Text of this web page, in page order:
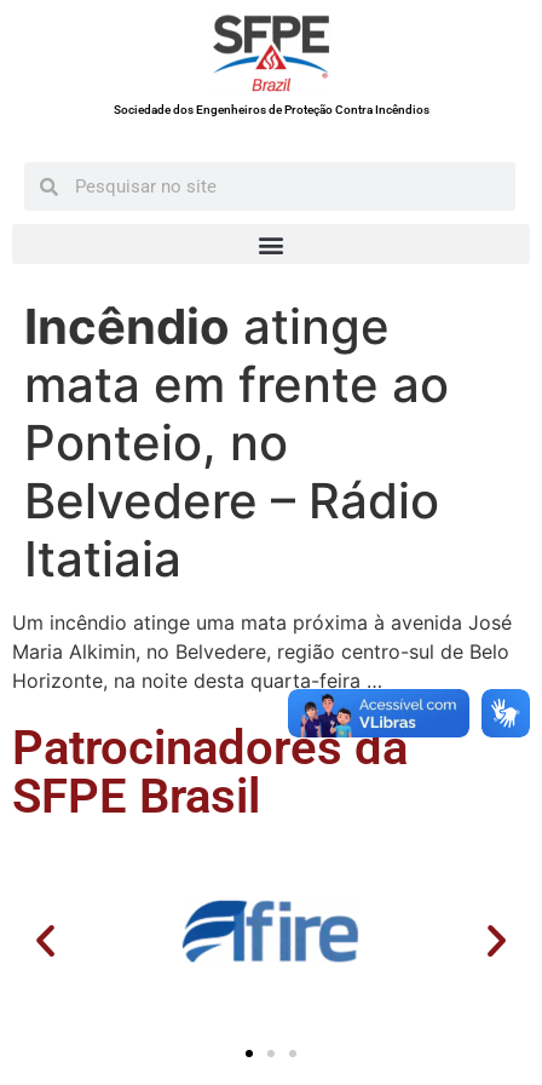
Sociedade dos Engenheiros de Proteção Contra Incêndios
Incêndio atinge
mata em frente ao
Ponteio, no
Belvedere – Rádio
Itatiaia
Um incêndio atinge uma mata próxima à avenida José
Maria Alkimin, no Belvedere, região centro-sul de Belo
Horizonte, na noite desta quarta-feira …
Patrocinadores da
SFPE Brasil